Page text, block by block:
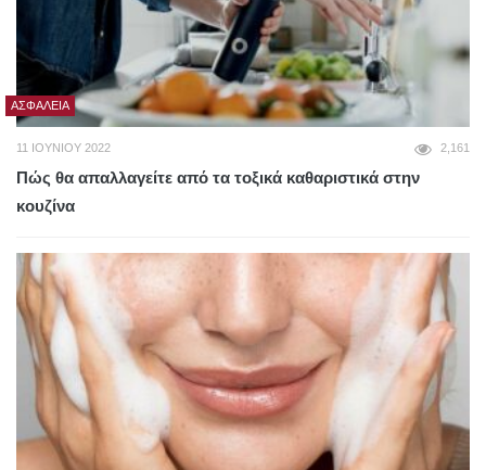
ΑΣΦΆΛΕΙΑ
11 ΙΟΥΝΊΟΥ 2022 2,161
Πώς θα απαλλαγείτε από τα τοξικά καθαριστικά στην
κουζίνα